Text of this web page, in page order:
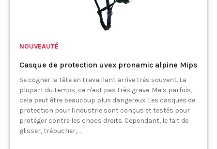
NOUVEAUTÉ
Casque de protection uvex pronamic alpine Mips
Se cogner la tête en travaillant arrive très souvent. La
plupart du temps, ce n'est pas très grave. Mais parfois,
cela peut être beaucoup plus dangereux. Les casques de
protection pour l'industrie sont conçus et testés pour
protéger contre les chocs droits. Cependant, le fait de
glisser, trébucher, ...